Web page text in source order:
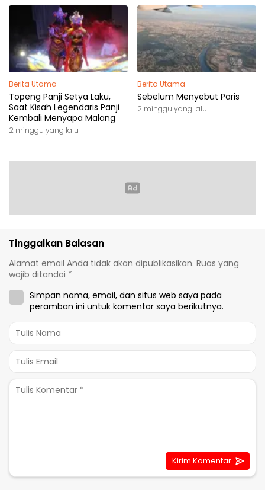
Berita Utama
Topeng Panji Setya Laku,
Saat Kisah Legendaris Panji
Kembali Menyapa Malang
2 minggu yang lalu
Berita Utama
Sebelum Menyebut Paris
2 minggu yang lalu
Tinggalkan Balasan
Alamat email Anda tidak akan dipublikasikan. Ruas yang
wajib ditandai *
Simpan nama, email, dan situs web saya pada
peramban ini untuk komentar saya berikutnya.